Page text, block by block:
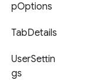
pOptions
TabDetails
UserSettin
gs